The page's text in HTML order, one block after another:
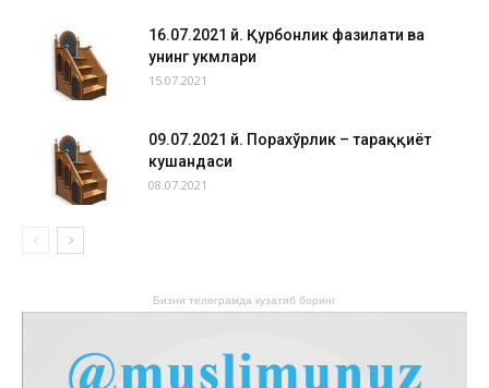
16.07.2021 й. Қурбонлик фазилати ва
унинг ҳукмлари
15.07.2021
09.07.2021 й. Порахўрлик – тараққиёт
кушандаси
08.07.2021
Бизни телеграмда кузатиб боринг